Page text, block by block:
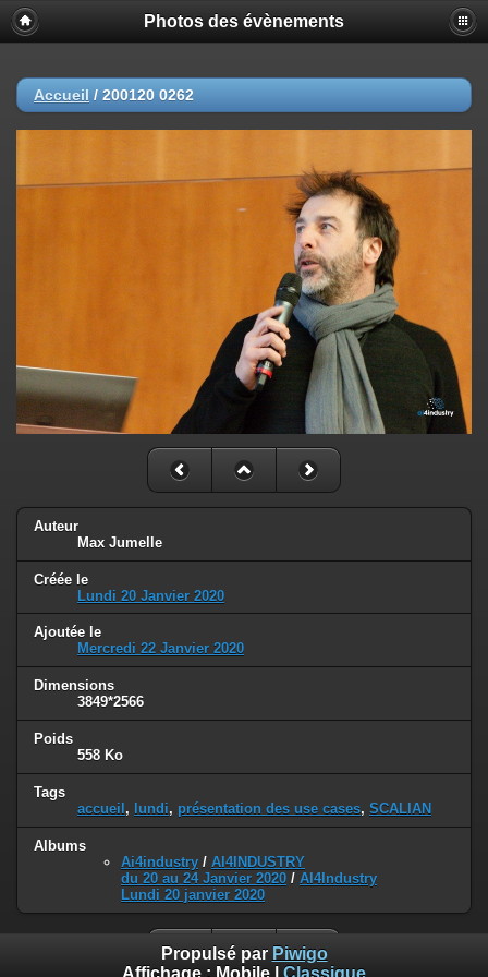
Photos des évènements
Accueil / 200120 0262
Auteur
Max Jumelle
Créée le
Lundi 20 Janvier 2020
Ajoutée le
Mercredi 22 Janvier 2020
Dimensions
3849*2566
Poids
558 Ko
Tags
accueil , lundi, présentation des use cases, SCALIAN
Albums
Ai4industry / AI4INDUSTRY
du 20 au 24 Janvier 2020 / AI4Industry
Lundi 20 janvier 2020
Propulsé par Piwigo